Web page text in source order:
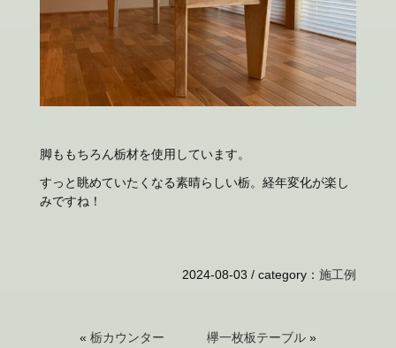
脚ももちろん栃材を使用しています。
すっと眺めていたくなる素晴らしい栃。経年変化が楽し
みですね！
2024-08-03 /category ：施工例
« 栃カウンター 欅一枚板テーブル »